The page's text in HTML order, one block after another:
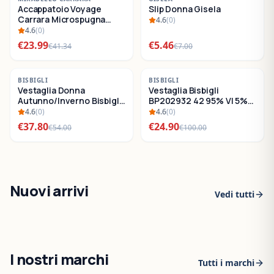
SALDI
Accappatoio Voyage
Carrara Microspugna
Cotone
4.6(0)
€23.99€41.34
SALDI
Slip Donna Gisela
4.6(0)
€5.46€7.00
-30 %
SALDI
BISBIGLI
Vestaglia Donna
Autunno/Inverno Bisbigli
BO288632
4.6(0)
€37.80€54.00
-75 %
SALDI
BISBIGLI
Vestaglia Bisbigli
BP202932 42 95% VI 5%
EA4.6(0)
€24.90€100.00
Nuovi arrivi Vedi tutti
I nostri marchi Tutti i marchi